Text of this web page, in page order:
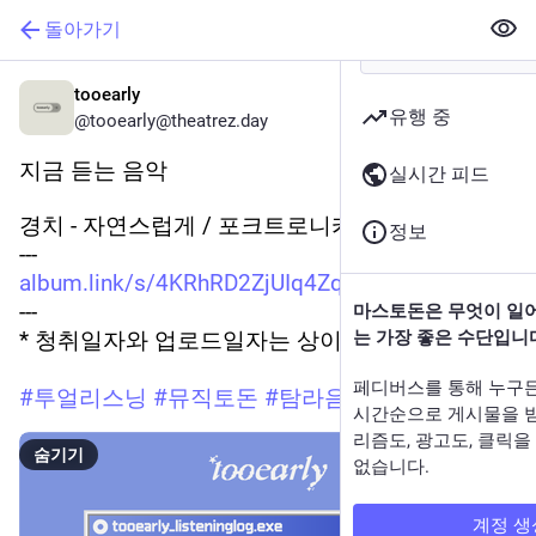
돌아가기
tooearly
@tooearly@theatrez.day
지금 듣는 음악
경치 - 자연스럽게 / 포크트로니카
---
album.link/s/4KRhRD2ZjUIq4Zqkx
---
* 청취일자와 업로드일자는 상이할 수 있습니다.
#투얼리스닝 #뮤직토돈 #탐라음감회
숨기기
유행 중
실시간 피드
정보
마스토돈은 무엇이 일
는 가장 좋은 수단입니
페디버스를 통해 누구
시간순으로 게시물을
리즘도, 광고도, 클릭
없습니다.
계정 생